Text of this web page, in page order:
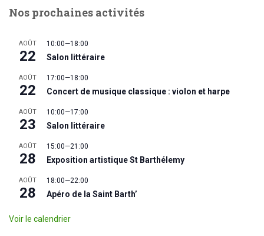
Nos prochaines activités
AOÛT
22
10:00—18:00
Salon littéraire
AOÛT
22
17:00—18:00
Concert de musique classique : violon et harpe
AOÛT
23
10:00—17:00
Salon littéraire
AOÛT
28
15:00—21:00
Exposition artistique St Barthélemy
AOÛT
28
18:00—22:00
Apéro de la Saint Barth’
Voir le calendrier